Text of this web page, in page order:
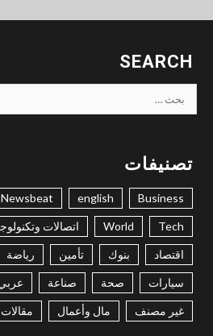
SEARCH
البحث
عن:
تصنيفات
Business
english
Newsbeat
Tech
World اتصالات
اقتصاد بنوك تأمين رياضة
سيارات صحة صناعة
غير مصنف مال وأعمال مقالات